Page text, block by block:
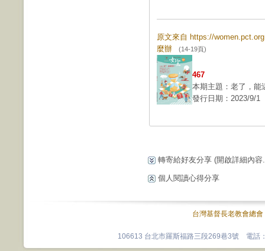
原文來自 https://
麼辦 (14-19頁)
467
本期主題：老了，能
發行日期：2023/9/1
轉寄給好友分享 (開啟詳細內容
個人閱讀心得分享
台灣基督長老教會總會
106613 台北市羅斯福路三段269巷3號 電